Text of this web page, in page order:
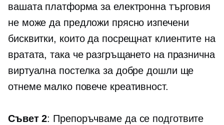
вашата платформа за електронна търговия
не може да предложи прясно изпечени
бисквитки, които да посрещнат клиентите на
вратата, така че разгръщането на празнична
виртуална постелка за добре дошли ще
отнеме малко повече креативност.
Съвет 2: Препоръчваме да се подготвите